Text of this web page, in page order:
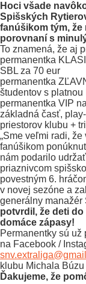
Hoci všade
Spišských
fanúšikom tým,
porovnaní s
To znamená, že aj
permanentka
SBL za 70 eur
permanentka
študentov s platnou
permanentka VIP
základná časť,
priestorov klubu +
„Sme veľmi radi,
fanúšikom
nám podarilo
priaznivcom
povestným 6.
v novej sezóne a
generálny manažér
potvrdil, že deti
domáce zápasy!
Permanentky sú
na Facebook /
klubu Michala
Ďakujeme, že